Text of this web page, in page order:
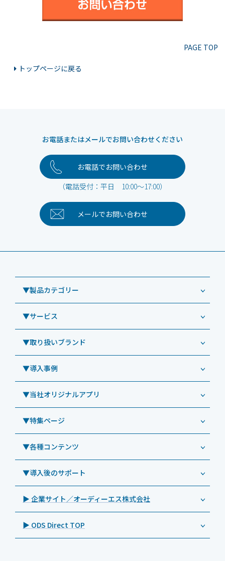
PAGE TOP
トップページに戻る
お電話またはメールでお問い合わせください
お電話でお問い合わせ
（電話受付：平日 10:00～17:00）
メールでお問い合わせ
▼製品カテゴリー
業務用タブレット
Windowsタブレット TW2A-NF9LTA
Windowsタブレット TW2A-N9LTA
Windowsタブレット TW2A-N9LT
Windowsタブレット TW2A-E9LT
Androidタブレット TA2C-NF8
Androidタブレット TA2C-NF8BL
Androidタブレット TA2C-CS8
Androidタブレット TA2C-CS8BL
Androidタブレット TA2C-DR94G
Androidタブレット TA2C-M8AC
Androidタブレット TA2C-M8
▼サービス
コールセンター
CRMシステム「カイゼンコール」
リペアサービス
教育機関向けiPad修理パック
社内ヘルプデスク代行サービス
教育機関向けiPad管理運用パック
教育機関向けICT支援ソリューション
教育機関向けネットワーク機器導入保守
キッティング
自治体向けDXソリューションサービス
法人向けiPad修理＆デバイス買取サービス
▼取り扱いブランド
ODS（オーディーエス）
LG（エルジー）
ViewSonic（ビューソニック）
PHILIPS（フィリップス）
DynaScan（ダイナスキャン）
SAMSUNG（サムスン）
Goodview（グッドビュー）
Cloudpoint（クラウドポイント）
BenQ（ベンキュー）
Magconn（マグコン）
▼導入事例
導入事例（業務用タブレット、デジタルサイネージほか）
事例：業務用タブレット端末
事例：業務用サイネージ・プロジェクター
事例：業務用オーディオ・その他AV機器
事例：サービス
▼当社オリジナルアプリ
業務効率化アプリ「NFCオプティマイザー」
サポート支援アプリ「ログ送信アプリ」
MDMアプリ「Tablet Control」
▼特集ページ
業務用タブレット
>特長1：USB Type-Aポート
>特長2：microHDMIポート
>特長3：AC常時給電タイプ
>飲食向けタブレット
>ホテル向けタブレット
▼各種コンテンツ
特集記事
製品カタログ
プレスリリース
製品写真
▼導入後のサポート
オーディーエスPCカスタマーセンター
▶ 企業サイト／オーディーエス株式会社
▶ ODS Direct TOP